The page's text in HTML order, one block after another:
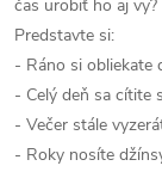
čas urobiť ho aj vy?
Predstavte si:
- Ráno si obliekate
- Celý deň sa cítite
- Večer stále
- Roky nosíte